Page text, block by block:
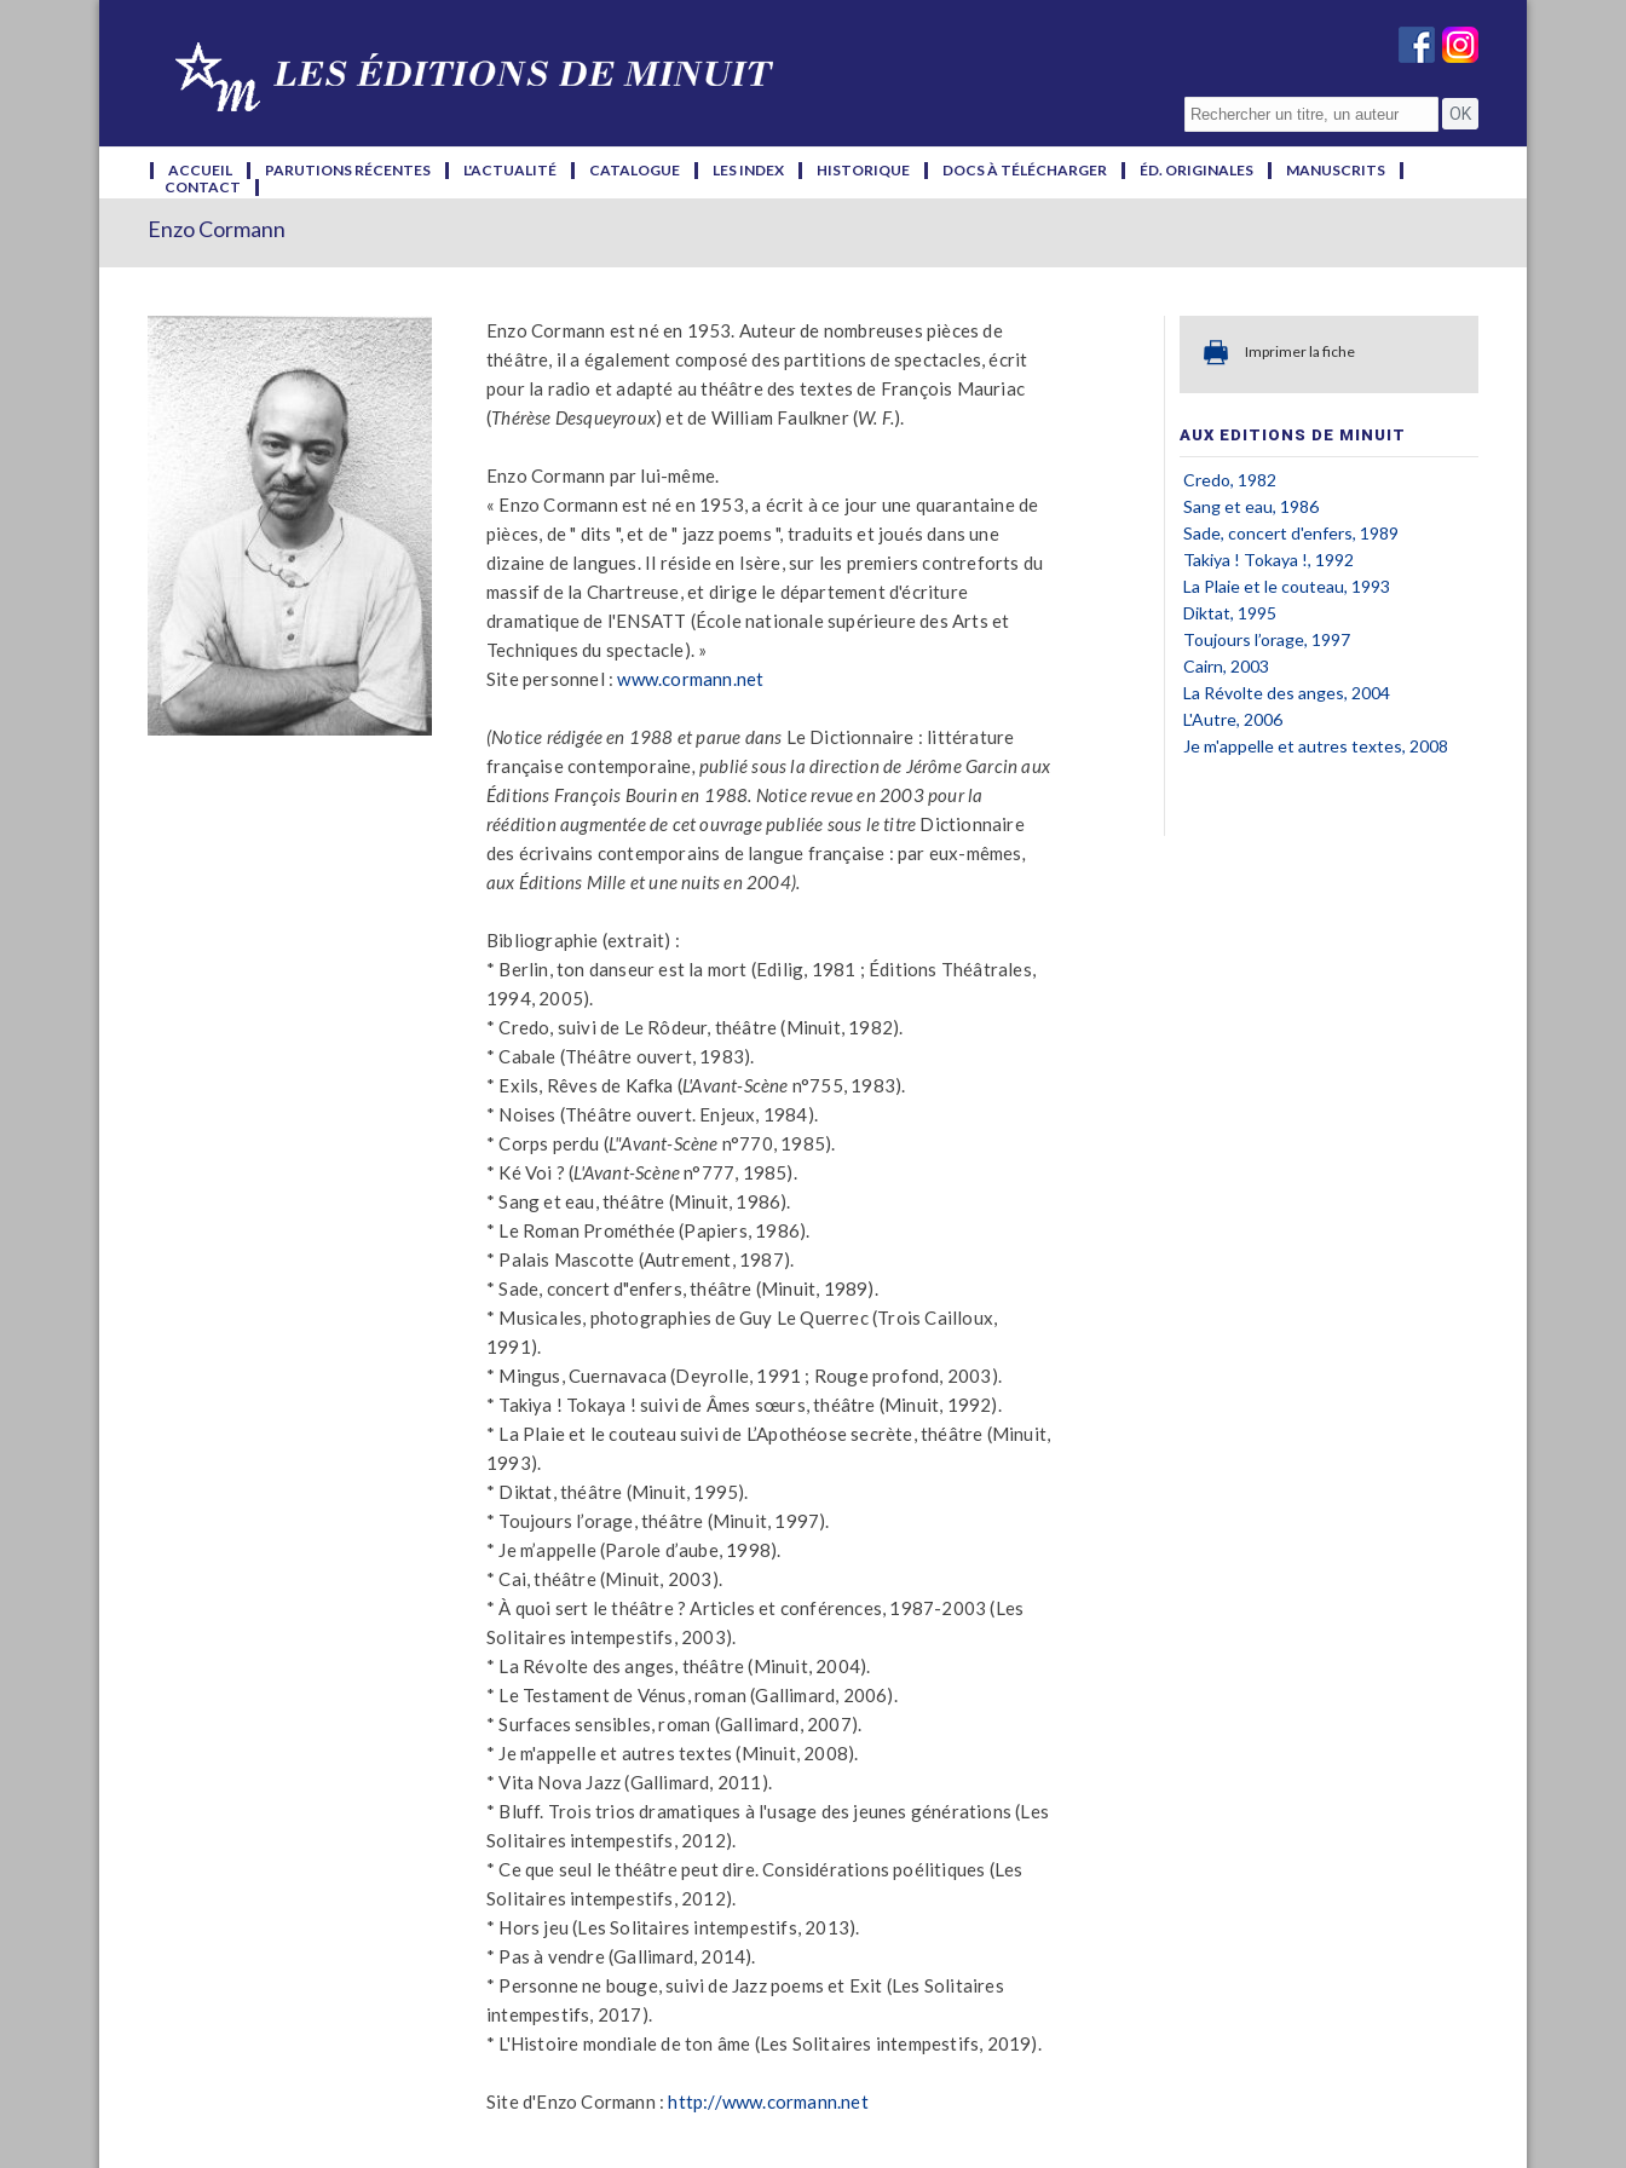
ACCUEIL PARUTIONS RÉCENTES L'ACTUALITÉ CATALOGUE LES INDEX HISTORIQUE DOCS À TÉLÉCHARGER ÉD. ORIGINALES
MANUSCRITS
CONTACT
Enzo Cormann
Enzo Cormann est né en 1953. Auteur de nombreuses pièces de
théâtre, il a également composé des partitions de spectacles, écrit
pour la radio et adapté au théâtre des textes de François Mauriac
(Thérèse Desqueyroux) et de William Faulkner (W. F.).
Enzo Cormann par lui-même.
« Enzo Cormann est né en 1953, a écrit à ce jour une quarantaine de
pièces, de " dits ", et de " jazz poems ", traduits et joués dans une
dizaine de langues. Il réside en Isère, sur les premiers contreforts du
massif de la Chartreuse, et dirige le département d'écriture
dramatique de l'ENSATT (École nationale supérieure des Arts et
Techniques du spectacle). »
Site personnel :www.cormann.net
(Notice rédigée en 1988 et parue dans Le Dictionnaire : littérature
française contemporaine, publié sous la direction de Jérôme Garcin aux
Éditions François Bourin en 1988. Notice revue en 2003 pour la
réédition augmentée de cet ouvrage publiée sous le titre Dictionnaire
des écrivains contemporains de langue française : par eux-mêmes,
aux Éditions Mille et une nuits en 2004).
Bibliographie (extrait) :
* Berlin, ton danseur est la mort (Edilig, 1981 ; Éditions Théâtrales,
1994, 2005).
* Credo, suivi de Le Rôdeur, théâtre (Minuit, 1982).
* Cabale (Théâtre ouvert, 1983).
* Exils, Rêves de Kafka (L'Avant-Scène n°755, 1983).
* Noises (Théâtre ouvert. Enjeux, 1984).
* Corps perdu (L"Avant-Scène n°770, 1985).
* Ké Voi ? (L'Avant-Scènen°777, 1985).
* Sang et eau, théâtre (Minuit, 1986).
* Le Roman Prométhée (Papiers, 1986).
* Palais Mascotte (Autrement, 1987).
* Sade, concert d"enfers, théâtre (Minuit, 1989).
* Musicales, photographies de Guy Le Querrec (Trois Cailloux,
1991).
* Mingus, Cuernavaca (Deyrolle, 1991 ; Rouge profond, 2003).
* Takiya ! Tokaya ! suivi de Âmes sœurs, théâtre (Minuit, 1992).
* La Plaie et le couteau suivi de L’Apothéose secrète, théâtre (Minuit,
1993).
* Diktat, théâtre (Minuit, 1995).
* Toujours l’orage, théâtre (Minuit, 1997).
* Je m’appelle (Parole d’aube, 1998).
* Cai, théâtre (Minuit, 2003).
* À quoi sert le théâtre ? Articles et conférences, 1987-2003 (Les
Solitaires intempestifs, 2003).
* La Révolte des anges, théâtre (Minuit, 2004).
* Le Testament de Vénus, roman (Gallimard, 2006).
* Surfaces sensibles, roman (Gallimard, 2007).
* Je m'appelle et autres textes (Minuit, 2008).
* Vita Nova Jazz (Gallimard, 2011).
* Bluff. Trois trios dramatiques à l'usage des jeunes générations (Les
Solitaires intempestifs, 2012).
* Ce que seul le théâtre peut dire. Considérations poélitiques (Les
Solitaires intempestifs, 2012).
* Hors jeu (Les Solitaires intempestifs, 2013).
* Pas à vendre (Gallimard, 2014).
* Personne ne bouge, suivi de Jazz poems et Exit (Les Solitaires
intempestifs, 2017).
* L'Histoire mondiale de ton âme (Les Solitaires intempestifs, 2019).
Site d'Enzo Cormann :http://www.cormann.net
Imprimer la fiche
AUX EDITIONS DE MINUIT
Credo, 1982
Sang et eau, 1986
Sade, concert d'enfers, 1989
Takiya ! Tokaya !, 1992
La Plaie et le couteau, 1993
Diktat, 1995
Toujours l’orage, 1997
Cairn, 2003
La Révolte des anges, 2004
L'Autre, 2006
Je m'appelle et autres textes, 2008